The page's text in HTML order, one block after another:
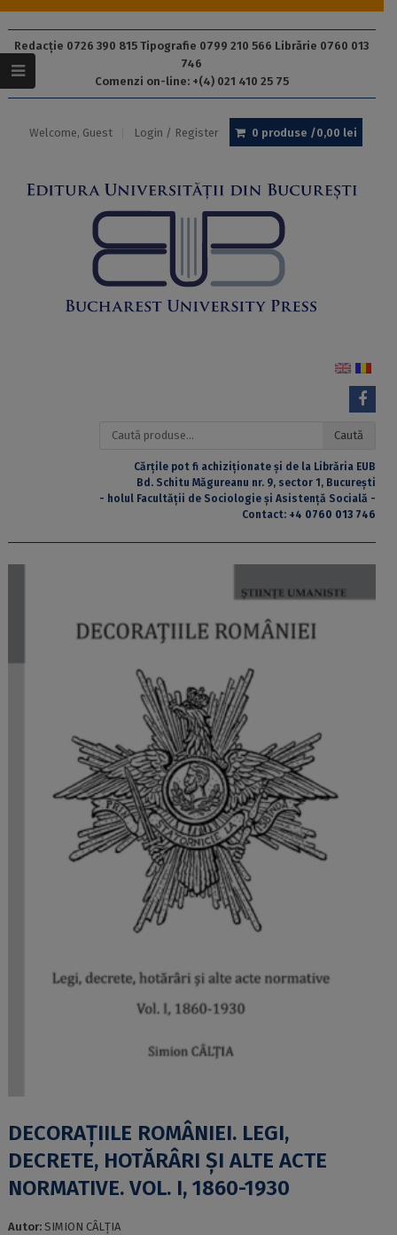
Redacție 0726 390 815 Tipografie 0799 210 566 Librărie 0760 013
746
Comenzi on-line: +(4) 021 410 25 75
Welcome, Guest Login / Register 0 produse /0,00 lei
Caută
Caută
Cărțile pot fi achiziționate și de la Librăria EUB
Bd. Schitu Măgureanu nr. 9, sector 1, București
- holul Facultății de Sociologie și Asistență Socială -
Contact: +4 0760 013 746
DECORAȚIILE ROMÂNIEI. LEGI,
DECRETE, HOTĂRÂRI ȘI ALTE ACTE
NORMATIVE. VOL. I, 1860-1930
Autor: SIMION CÂLȚIA